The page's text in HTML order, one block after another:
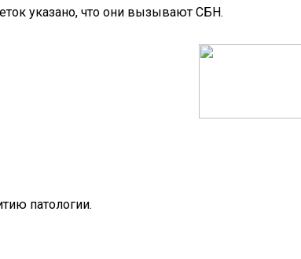
указано, что они вызывают СБН.
патологии.